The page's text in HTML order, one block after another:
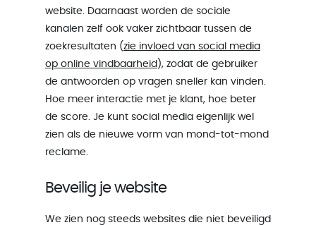
website. Daarnaast worden de sociale
kanalen zelf ook vaker zichtbaar tussen de
zoekresultaten (zie invloed van social media
op online vindbaarheid ), zodat de gebruiker
de antwoorden op vragen sneller kan vinden.
Hoe meer interactie met je klant, hoe beter
de score. Je kunt social media eigenlijk wel
zien als de nieuwe vorm van mond-tot-mond
reclame.
Beveilig je website
We zien nog steeds websites die niet beveiligd